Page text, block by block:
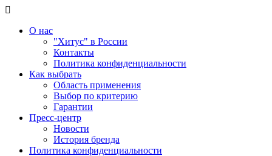
О нас
"Хитус" в России
Контакты
Политика конфиденциальности
Как выбрать
Область применения
Выбор по критерию
Гарантии
Пресс-центр
Новости
История бренда
Политика конфиденциальности